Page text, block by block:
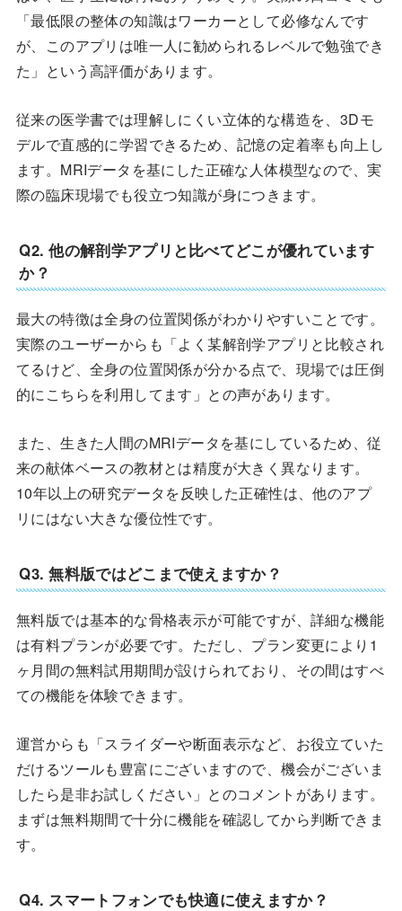
「最低限の整体の知識はワーカーとして必修なんです
が、このアプリは唯一人に勧められるレベルで勉強でき
た」という高評価があります。
従来の医学書では理解しにくい立体的な構造を、3Dモ
デルで直感的に学習できるため、記憶の定着率も向上し
ます。MRIデータを基にした正確な人体模型なので、実
際の臨床現場でも役立つ知識が身につきます。
Q2. 他の解剖学アプリと比べてどこが優れています
か？
最大の特徴は全身の位置関係がわかりやすいことです。
実際のユーザーからも「よく某解剖学アプリと比較され
てるけど、全身の位置関係が分かる点で、現場では圧倒
的にこちらを利用してます」との声があります。
また、生きた人間のMRIデータを基にしているため、従
来の献体ベースの教材とは精度が大きく異なります。
10年以上の研究データを反映した正確性は、他のアプ
リにはない大きな優位性です。
Q3. 無料版ではどこまで使えますか？
無料版では基本的な骨格表示が可能ですが、詳細な機能
は有料プランが必要です。ただし、プラン変更により1
ヶ月間の無料試用期間が設けられており、その間はすべ
ての機能を体験できます。
運営からも「スライダーや断面表示など、お役立ていた
だけるツールも豊富にございますので、機会がございま
したら是非お試しください」とのコメントがあります。
まずは無料期間で十分に機能を確認してから判断できま
す。
Q4. スマートフォンでも快適に使えますか？